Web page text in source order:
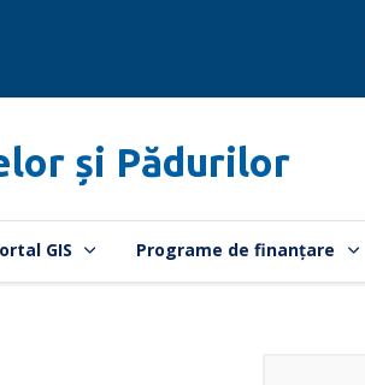
și Pădurilor
GIS Programe de finanțare